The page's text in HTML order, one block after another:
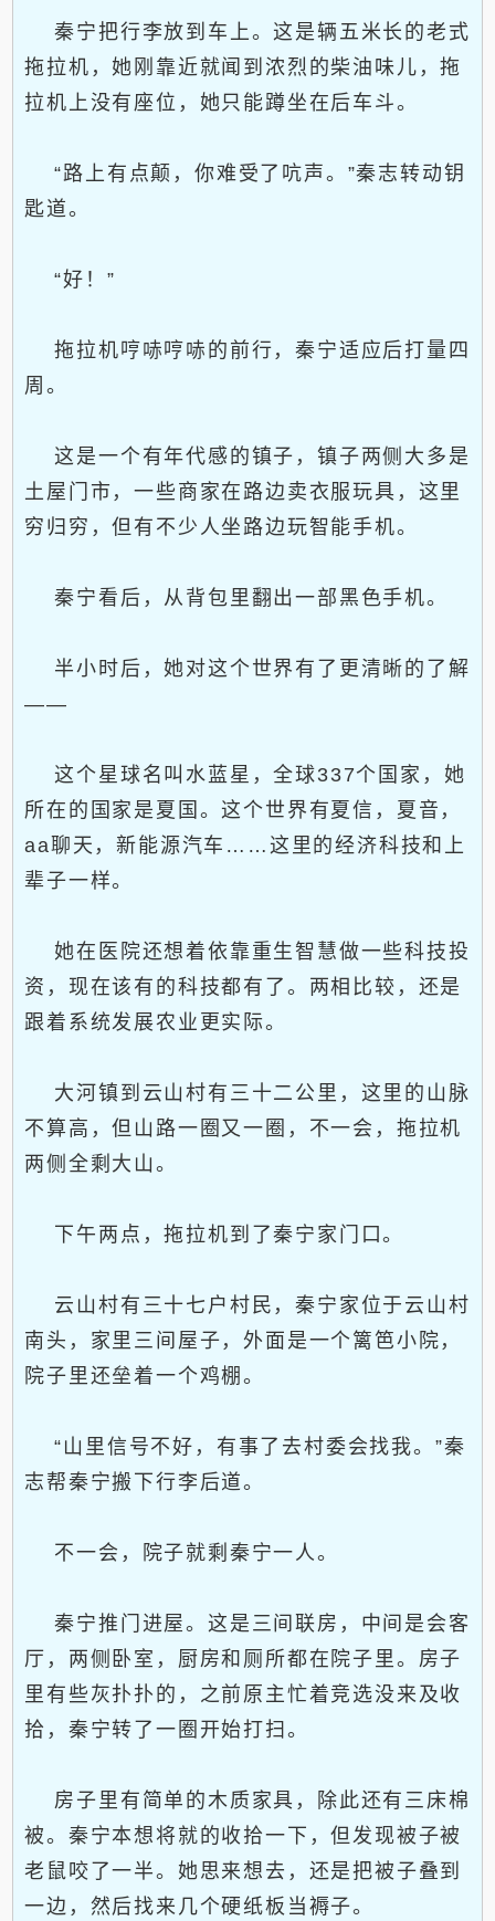
秦宁把行李放到车上。这是辆五米长的老式
拖拉机，她刚靠近就闻到浓烈的柴油味儿，拖
拉机上没有座位，她只能蹲坐在后车斗。
“路上有点颠，你难受了吭声。”秦志转动钥
匙道。
“好！”
拖拉机哼哧哼哧的前行，秦宁适应后打量四
周。
这是一个有年代感的镇子，镇子两侧大多是
土屋门市，一些商家在路边卖衣服玩具，这里
穷归穷，但有不少人坐路边玩智能手机。
秦宁看后，从背包里翻出一部黑色手机。
半小时后，她对这个世界有了更清晰的了解
——
这个星球名叫水蓝星，全球337个国家，她
所在的国家是夏国。这个世界有夏信，夏音，
aa聊天，新能源汽车……这里的经济科技和上
辈子一样。
她在医院还想着依靠重生智慧做一些科技投
资，现在该有的科技都有了。两相比较，还是
跟着系统发展农业更实际。
大河镇到云山村有三十二公里，这里的山脉
不算高，但山路一圈又一圈，不一会，拖拉机
两侧全剩大山。
下午两点，拖拉机到了秦宁家门口。
云山村有三十七户村民，秦宁家位于云山村
南头，家里三间屋子，外面是一个篱笆小院，
院子里还垒着一个鸡棚。
“山里信号不好，有事了去村委会找我。”秦
志帮秦宁搬下行李后道。
不一会，院子就剩秦宁一人。
秦宁推门进屋。这是三间联房，中间是会客
厅，两侧卧室，厨房和厕所都在院子里。房子
里有些灰扑扑的，之前原主忙着竞选没来及收
拾，秦宁转了一圈开始打扫。
房子里有简单的木质家具，除此还有三床棉
被。秦宁本想将就的收拾一下，但发现被子被
老鼠咬了一半。她思来想去，还是把被子叠到
一边，然后找来几个硬纸板当褥子。